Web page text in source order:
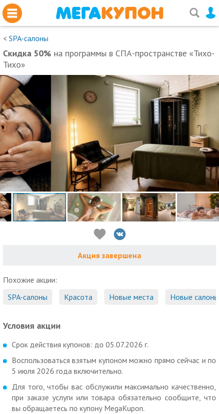
< SPA-салоны
Скидка 50% на программы в СПА-пространстве «Тихо-
Тихо»
Акция завершена
Похожие акции:
SPA-салоны
Красота Новые места Новые салоны
Условия акции
Срок действия купонов: до 05.07.2026 г.
Воспользоваться взятым купоном можно прямо сейчас и по
5 июля 2026 года включительно.
Для того, чтобы вас обслужили максимально качественно,
при заказе услуги или товара обязательно сообщите, что
вы обращаетесь по купону MegaKupon.